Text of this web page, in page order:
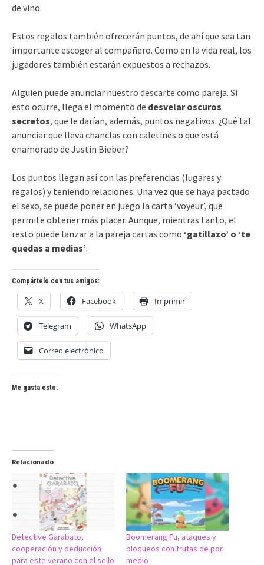
de vino.
Estos regalos también ofrecerán puntos, de ahí que sea tan
importante escoger al compañero. Como en la vida real, los
jugadores también estarán expuestos a rechazos.
Alguien puede anunciar nuestro descarte como pareja. Si
esto ocurre, llega el momento de desvelar oscuros
secretos, que le darían, además, puntos negativos. ¿Qué tal
anunciar que lleva chanclas con caletines o que está
enamorado de Justin Bieber?
Los puntos llegan así con las preferencias (lugares y
regalos) y teniendo relaciones. Una vez que se haya pactado
el sexo, se puede poner en juego la carta ‘voyeur’, que
permite obtener más placer. Aunque, mientras tanto, el
resto puede lanzar a la pareja cartas como ‘gatillazo’ o ‘te
quedas a medias’.
Compártelo con tus amigos:
X Facebook Imprimir
Telegram WhatsApp
Correo electrónico
Me gusta esto:
Relacionado
Detective Garabato,
cooperación y deducción
para este verano con el sello
Boomerang Fu, ataques y
bloqueos con frutas de por
medio